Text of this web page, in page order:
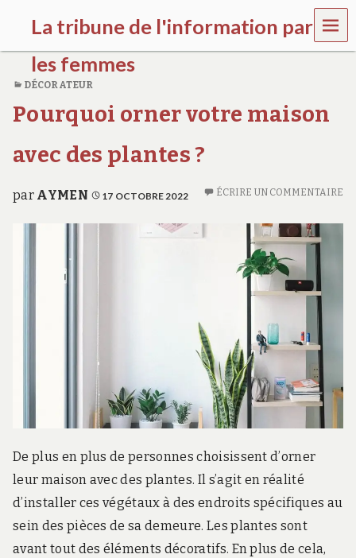
La tribune de l'information par
les femmes
a
t
i
n
f
MEN
U
DÉCORATEUR
Pourquoi orner votre maison
avec des plantes ?
par AYMEN 17 OCTOBRE 2022 ÉCRIRE UN COMMENTAIRE
De plus en plus de personnes choisissent d’orner
leur maison avec des plantes. Il s’agit en réalité
d’installer ces végétaux à des endroits spécifiques au
sein des pièces de sa demeure. Les plantes sont
avant tout des éléments décoratifs. En plus de cela,